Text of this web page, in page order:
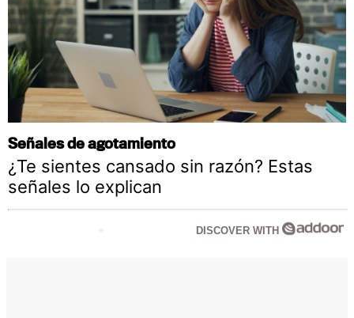
Señales de agotamiento
¿Te sientes cansado sin razón? Estas
señales lo explican
DISCOVER WITH